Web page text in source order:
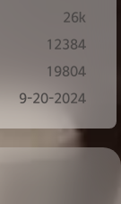
26k
12384
19804
9-20-2024